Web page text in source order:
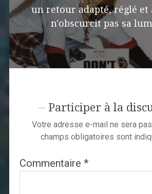
un retour adapté, réglé et
n'obscurcit pas sa
Participer à la
Votre adresse e-mail ne sera
champs obligatoires sont
Commentaire *